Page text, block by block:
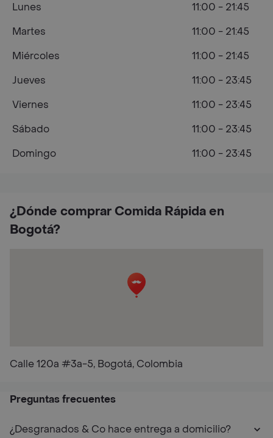
¿Dónde comprar Comida Rápida en
Bogotá?
Calle 120a #3a-5, Bogotá, Colombia
Lunes
11:00 - 21:45
Martes
11:00 - 21:45
Miércoles
11:00 - 21:45
Jueves
11:00 - 23:45
Viernes
11:00 - 23:45
Sábado
11:00 - 23:45
Domingo
11:00 - 23:45
Preguntas frecuentes
¿Desgranados & Co hace entrega a domicilio?